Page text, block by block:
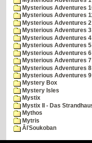
Mysterious Adventures
Mysterious Adventures
Mysterious Adventures
Mysterious Adventures
Mysterious Adventures
Mysterious Adventures
Mysterious Adventures
Mysterious Adventures
Mysterious Adventures
Mysterious Adventures
Mystery Box
Mystery Isles
Mystix
Mystix II - Das
Mythos
Mytris
ÂľSoukoban